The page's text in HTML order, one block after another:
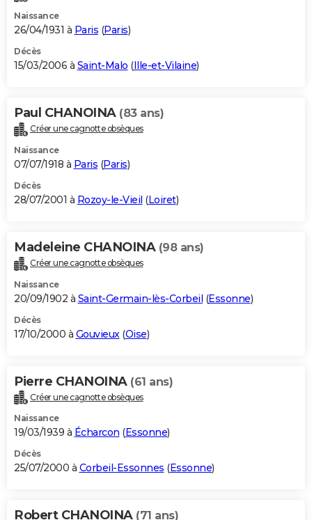
Naissance
26/04/1931 à Paris (Paris)
Décès
15/03/2006 à Saint-Malo (Ille-et-Vilaine)
Paul CHANOINA (83 ans)
Créer une cagnotte obsèques
Naissance
07/07/1918 à Paris (Paris)
Décès
28/07/2001 à Rozoy-le-Vieil (Loiret)
Madeleine CHANOINA (98 ans)
Créer une cagnotte obsèques
Naissance
20/09/1902 à Saint-Germain-lès-Corbeil (Essonne)
Décès
17/10/2000 à Gouvieux (Oise)
Pierre CHANOINA (61 ans)
Créer une cagnotte obsèques
Naissance
19/03/1939 à Écharcon (Essonne)
Décès
25/07/2000 à Corbeil-Essonnes (Essonne)
Robert CHANOINA (71 ans)